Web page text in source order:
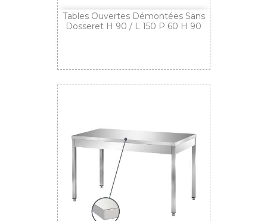
Tables Ouvertes Démontées Sans
Dosseret H 90 / L 150 P 60 H 90